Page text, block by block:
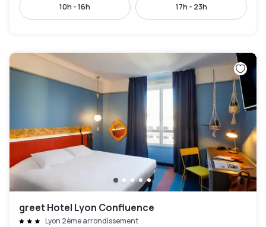
10h - 16h 17h - 23h
greet Hotel Lyon Confluence
Lyon 2ème arrondissement